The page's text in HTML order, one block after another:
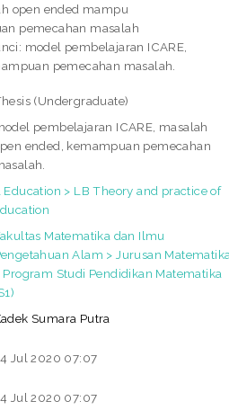
open ended mampu
pemecahan masalah
model pembelajaran ICARE,
pemecahan masalah.
(Undergraduate)
pembelajaran ICARE, masalah
ended, kemampuan pemecahan
Education > LB Theory and practice of
Matematika dan Ilmu
Alam > Jurusan
Program Studi Pendidikan Matematika
Sumara Putra
Jul 2020 07:07
Jul 2020 07:07